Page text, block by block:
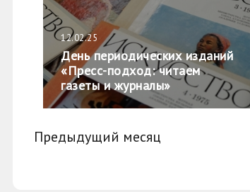
12.02.25
День периодических изданий
«Пресс-подход: читаем
газеты и журналы»
Предыдущий месяц